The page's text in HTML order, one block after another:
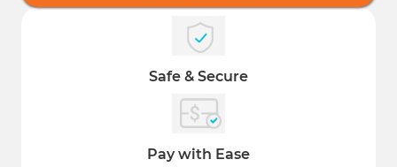
Safe & Secure
Pay with Ease